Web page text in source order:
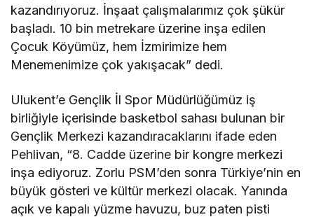
kazandırıyoruz. İnşaat çalışmalarımız çok şükür
başladı. 10 bin metrekare üzerine inşa edilen
Çocuk Köyümüz, hem İzmirimize hem
Menemenimize çok yakışacak” dedi.
Ulukent’e Gençlik İl Spor Müdürlüğümüz iş
birliğiyle içerisinde basketbol sahası bulunan bir
Gençlik Merkezi kazandıracaklarını ifade eden
Pehlivan, “8. Cadde üzerine bir kongre merkezi
inşa ediyoruz. Zorlu PSM’den sonra Türkiye’nin en
büyük gösteri ve kültür merkezi olacak. Yanında
açık ve kapalı yüzme havuzu, buz paten pisti